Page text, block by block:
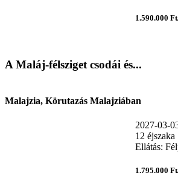
1.590.000
A Maláj-félsziget csodái és...
Malajzia, Körutazás Malajziában
2027-03-
12 éjszaka
Ellátás:
1.795.000